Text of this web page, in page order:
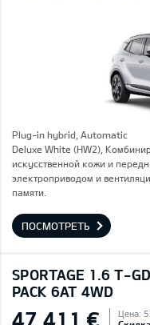
Plug-in hybrid, Automatic
Deluxe White (HW2),
искусственной кожи и
электроприводом и
памяти.
ПОСМОТРЕТЬ
SPORTAGE 1.6 T-
PACK 6AT 4WD
47 411 € Цена: